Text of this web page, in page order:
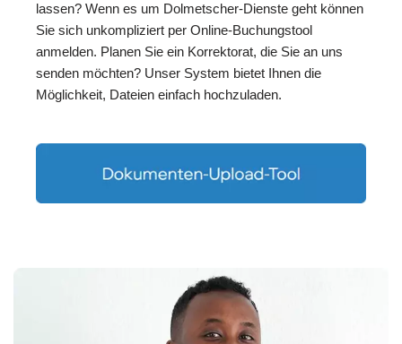
lassen? Wenn es um Dolmetscher-Dienste geht können
Sie sich unkompliziert per Online-Buchungstool
anmelden. Planen Sie ein Korrektorat, die Sie an uns
senden möchten? Unser System bietet Ihnen die
Möglichkeit, Dateien einfach hochzuladen.